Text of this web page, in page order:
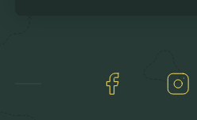
Facebook